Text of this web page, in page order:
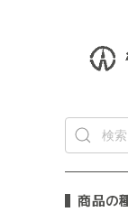
商品の